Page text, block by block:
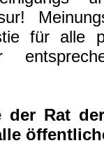
für alle
der Rat